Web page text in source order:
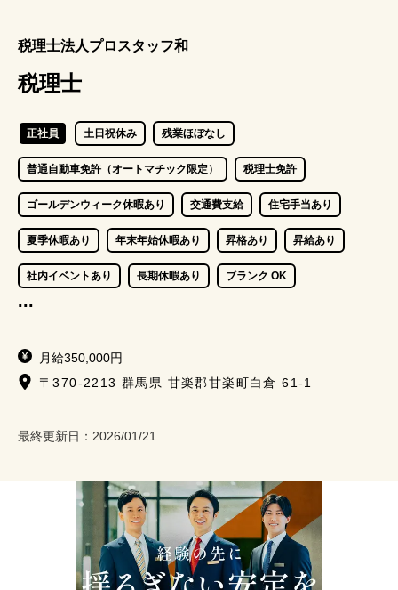
税理士法人プロスタッフ和
税理士
正社員 土日祝休み 残業ほぼなし
普通自動車免許（オートマチック限定） 税理士免許
ゴールデンウィーク休暇あり 交通費支給 住宅手当あり
夏季休暇あり 年末年始休暇あり 昇格あり 昇給あり
社内イベントあり 長期休暇あり ブランク OK
...
月給350,000円
〒370-2213 群馬県 甘楽郡甘楽町白倉 61-1
最終更新日： 2026/01/21